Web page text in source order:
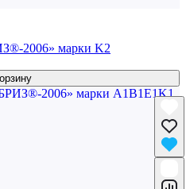
2006» марки K2